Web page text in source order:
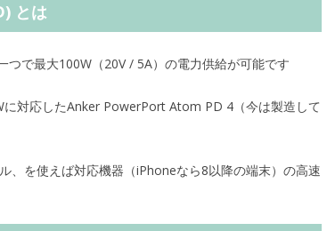
とは
つで最大100W（20V / 5A）の電力供給が可能です
対応したAnker PowerPort Atom PD 4（今は製造して
、を使えば対応機器（iPhoneなら8以降の端末）の高速